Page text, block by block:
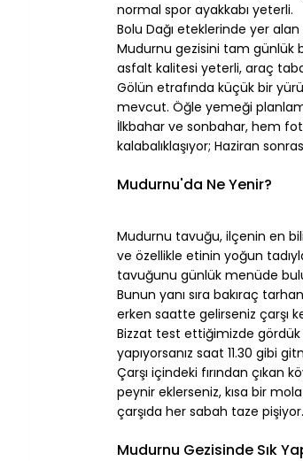
normal spor ayakkabı yeterli.
Bolu Dağı eteklerinde yer
Mudurnu gezisini tam günlük
asfalt kalitesi yeterli, araç
Gölün etrafında küçük bir
mevcut. Öğle yemeği
İlkbahar ve sonbahar, hem
kalabalıklaşıyor; Haziran
Mudurnu'da Ne Yenir?
Mudurnu tavuğu, ilçenin en
ve özellikle etinin yoğun
tavuğunu günlük menüde
Bunun yanı sıra bakıraç
erken saatte gelirseniz çarşı
Bizzat test ettiğimizde gördük
yapıyorsanız saat 11.30 gibi
Çarşı içindeki fırından çıkan
peynir eklerseniz, kısa bir
çarşıda her sabah taze pişiyor.
Mudurnu Gezisinde Sık